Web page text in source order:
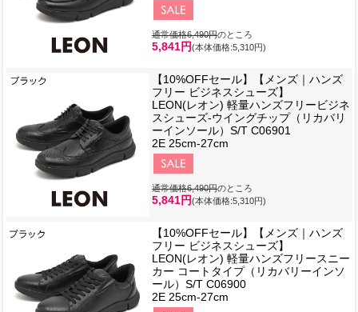
通常価格6,490円のところ
5,841円(本体価格:5,310円)
【10%OFFセール】【メンズ｜ハンズ
フリー ビジネスシューズ】
LEON(レオン) 軽量ハンズフリービジネ
スシューズ-ウイングチップ（リカバリ
ーインソール）S/T C06901
2E 25cm-27cm
通常価格6,490円のところ
5,841円(本体価格:5,310円)
【10%OFFセール】【メンズ｜ハンズ
フリー ビジネスシューズ】
LEON(レオン) 軽量ハンズフリースニー
カー コートタイプ（リカバリーインソ
ール）S/T C06900
2E 25cm-27cm